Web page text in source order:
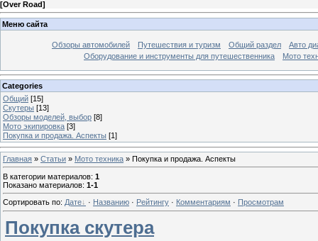
[Over Road]
Меню сайта
Обзоры автомобилей Путешествия и туризм Общий раздел
Авто
Оборудование и инструменты для путешественника
Мото
Categories
Общий [15]
Скутеры [13]
Обзоры моделей, выбор [8]
Мото экипировка [3]
Покупка и продажа. Аспекты [1]
Главная » Статьи » Мото техника » Покупка и продажа. Аспекты
В категории материалов: 1
Показано материалов: 1-1
Сортировать по: Дате · Названию · Рейтингу · Комментариям · Просмотрам
Покупка скутера